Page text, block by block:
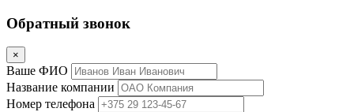
Обратный звонок
×
Ваше ФИО
Название компании
Номер телефона